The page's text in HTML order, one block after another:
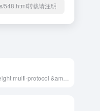
548.html转载请注明